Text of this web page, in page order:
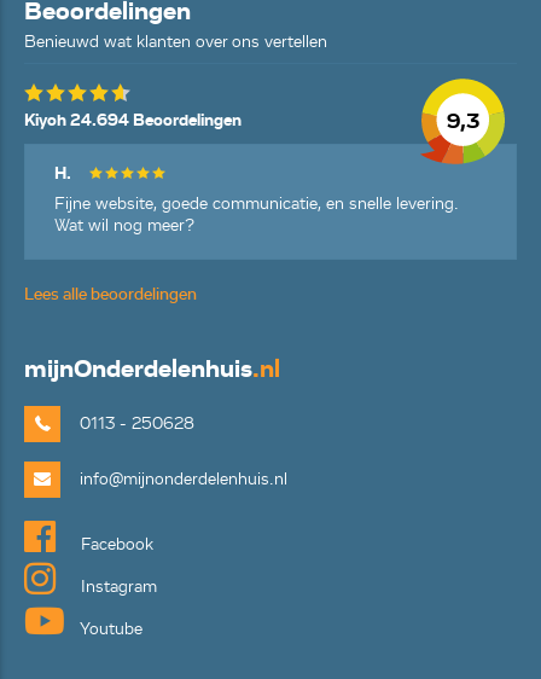
Beoordelingen
Benieuwd wat klanten over ons vertellen
9,3
Kiyoh 24.694 Beoordelingen
H.
Fijne website, goede communicatie, en snelle levering.
Wat wil nog meer?
Lees alle beoordelingen
mijnOnderdelenhuis.nl
0113 - 250628
info@mijnonderdelenhuis.nl
Facebook
Instagram
Youtube